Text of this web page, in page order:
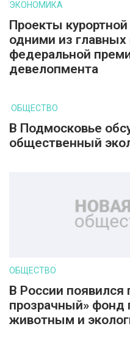
ЭКОНОМИКА
Проекты
одними из
федеральной
девелопмента
ОБЩЕСТВО
В Подмосковье
общественный
ОБЩЕСТВО
В России
прозрачный»
животным и